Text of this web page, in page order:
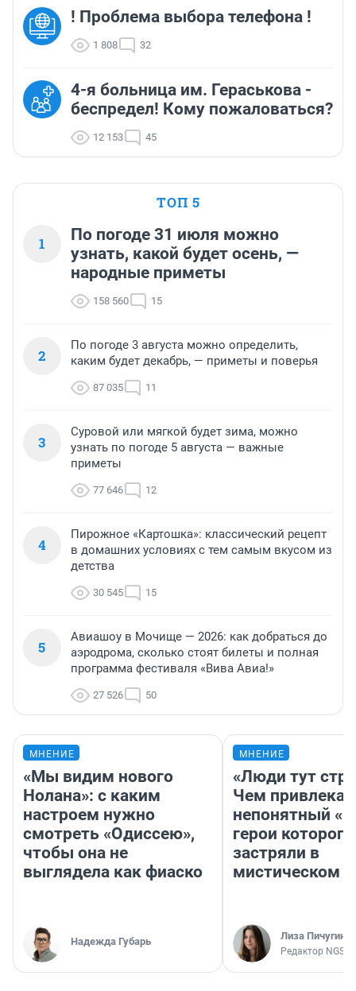
! Проблема выбора телефона !
1 808 32
4-я больница им. Гераськова -
беспредел! Кому пожаловаться?
12 153 45
ТОП 5
1
По погоде 31 июля можно
узнать, какой будет осень, —
народные приметы
158 560 15
2
По погоде 3 августа можно определить,
каким будет декабрь, — приметы и поверья
87 035 11
3
Суровой или мягкой будет зима, можно
узнать по погоде 5 августа — важные
приметы
77 646 12
4
Пирожное «Картошка»: классический рецепт
в домашних условиях с тем самым вкусом из
детства
30 545 15
5
Авиашоу в Мочище — 2026: как добраться до
аэродрома, сколько стоят билеты и полная
программа фестиваля «Вива Авиа!»
27 526 50
МНЕНИЕ
«Мы видим нового
Нолана»: с каким
настроем нужно
смотреть «Одиссею»,
чтобы она не
выглядела как фиаско
Надежда Губарь
МНЕНИЕ
«Люди тут
Чем
непонятный
герои которого
застряли в
мистическом
Лиза Пичугина
Редактор